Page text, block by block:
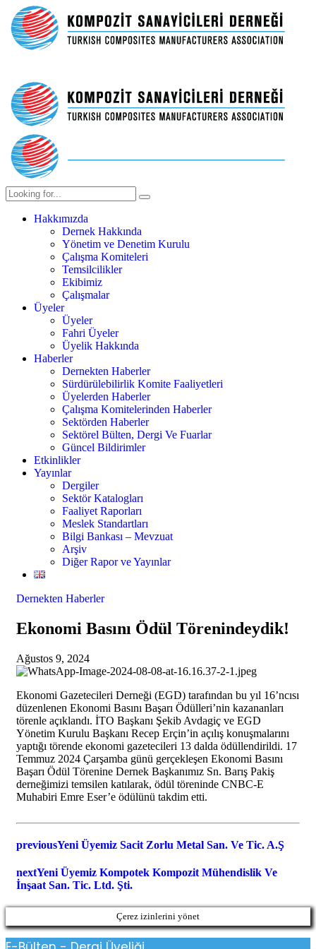
Hakkımızda
Dernek Hakkında
Yönetim ve Denetim Kurulu
Çalışma Komiteleri
Temsilcilikler
Ekibimiz
Çalışmalar
Üyeler
Üyeler
Fahri Üyeler
Üyelik Hakkında
Haberler
Dernekten Haberler
Sürdürülebilirlik Komite Faaliyetleri
Üyelerden Haberler
Çalışma Komitelerinden Haberler
Sektörden Haberler
Sektörel Bülten, Dergi Ve Fuarlar
Güncel Bildirimler
Etkinlikler
Yayınlar
Dergiler
Sektör Katalogları
Faaliyet Raporları
Meslek Standartları
Bilgi Bankası – Mevzuat
Arşiv
Diğer Rapor ve Yayınlar
Dernekten Haberler
Ekonomi Basını Ödül Törenindeydik!
Ağustos 9, 2024
Ekonomi Gazetecileri Derneği (EGD) tarafından bu yıl 16’ncısı
düzenlenen Ekonomi Basını Başarı Ödülleri’nin kazananları
törenle açıklandı. İTO Başkanı Şekib Avdagiç ve EGD
Yönetim Kurulu Başkanı Recep Erçin’in açılış konuşmalarını
yaptığı törende ekonomi gazetecileri 13 dalda ödüllendirildi. 17
Temmuz 2024 Çarşamba günü gerçekleşen Ekonomi Basını
Başarı Ödül Törenine Dernek Başkanımız Sn. Barış Pakiş
derneğimizi temsilen katılarak, ödül töreninde CNBC-E
Muhabiri Emre Eser’e ödülünü takdim etti.
previousYeni Üyemiz Sacit Zorlu Metal San. Ve Tic. A.Ş
nextYeni Üyemiz Kompotek Kompozit Mühendislik Ve
İnşaat San. Tic. Ltd. Şti.
Çerez izinlerini yönet